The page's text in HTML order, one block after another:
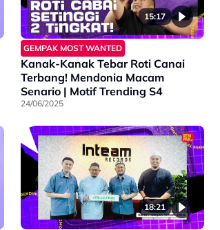
15:17
GEMPAK MOST WANTED
Kanak-Kanak Tebar Roti Canai
Terbang! Mendonia Macam
Senario | Motif Trending S4
24/06/2025
18:21